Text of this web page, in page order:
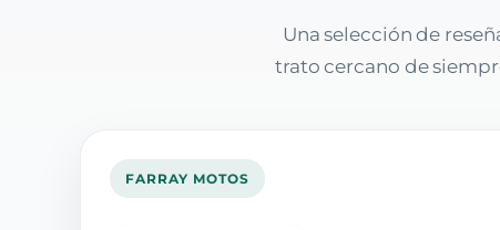
Una selección de
trato cercano de
FARRAY MOTOS